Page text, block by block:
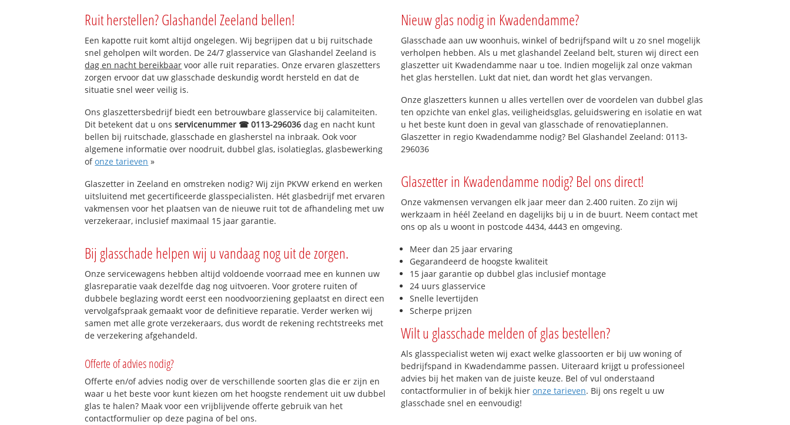
Ruit herstellen? Glashandel Zeeland bellen!
Een kapotte ruit komt altijd ongelegen. Wij begrijpen dat u bij ruitschade
snel geholpen wilt worden. De 24/7 glasservice van Glashandel Zeeland is
dag en nacht bereikbaar voor alle ruit reparaties. Onze ervaren glaszetters
zorgen ervoor dat uw glasschade deskundig wordt hersteld en dat de
situatie snel weer veilig is.
Ons glaszettersbedrijf biedt een betrouwbare glasservice bij calamiteiten.
Dit betekent dat u onsservicenummer ☎ 0113-296036 dag en nacht kunt
bellen bij ruitschade, glasschade en glasherstel na inbraak. Ook voor
algemene informatie over noodruit, dubbel glas, isolatieglas, glasbewerking
ofonze tarieven »
Glaszetter in Zeeland en omstreken nodig? Wij zijn PKVW erkend en werken
uitsluitend met gecertificeerde glasspecialisten. Hét glasbedrijf met ervaren
vakmensen voor het plaatsen van de nieuwe ruit tot de afhandeling met uw
verzekeraar, inclusief maximaal 15 jaar garantie.
Bij glasschade helpen wij u vandaag nog uit de zorgen.
Onze servicewagens hebben altijd voldoende voorraad mee en kunnen uw
glasreparatie vaak dezelfde dag nog uitvoeren. Voor grotere ruiten of
dubbele beglazing wordt eerst een noodvoorziening geplaatst en direct een
vervolgafspraak gemaakt voor de definitieve reparatie. Verder werken wij
samen met alle grote verzekeraars, dus wordt de rekening rechtstreeks met
de verzekering afgehandeld.
Offerte of advies nodig?
Offerte en/of advies nodig over de verschillende soorten glas die er zijn en
waar u het beste voor kunt kiezen om het hoogste rendement uit uw dubbel
glas te halen? Maak voor een vrijblijvende offerte gebruik van het
contactformulier op deze pagina of bel ons.
Nieuw glas nodig in Kwadendamme?
Glasschade aan uw woonhuis, winkel of bedrijfspand wilt u zo snel mogelijk
verholpen hebben. Als u met glashandel Zeeland belt, sturen wij direct een
glaszetter uit Kwadendamme naar u toe. Indien mogelijk zal onze vakman
het glas herstellen. Lukt dat niet, dan wordt het glas vervangen.
Onze glaszetters kunnen u alles vertellen over de voordelen van dubbel glas
ten opzichte van enkel glas, veiligheidsglas, geluidswering en isolatie en wat
u het beste kunt doen in geval van glasschade of renovatieplannen.
Glaszetter in regio Kwadendamme nodig? Bel Glashandel Zeeland: 0113-
296036
Glaszetter in Kwadendamme nodig? Bel ons direct!
Onze vakmensen vervangen elk jaar meer dan 2.400 ruiten. Zo zijn wij
werkzaam in héél Zeeland en dagelijks bij u in de buurt. Neem contact met
ons op als u woont in postcode 4434, 4443 en omgeving.
Meer dan 25 jaar ervaring
Gegarandeerd de hoogste kwaliteit
15 jaar garantie op dubbel glas inclusief montage
24 uurs glasservice
Snelle levertijden
Scherpe prijzen
Wilt u glasschade melden of glas bestellen?
Als glasspecialist weten wij exact welke glassoorten er bij uw woning of
bedrijfspand in Kwadendamme passen. Uiteraard krijgt u professioneel
advies bij het maken van de juiste keuze. Bel of vul onderstaand
contactformulier in of bekijk hier onze tarieven. Bij ons regelt u uw
glasschade snel en eenvoudig!